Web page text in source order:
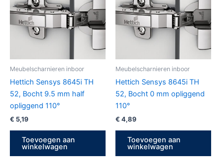
Meubelscharnieren inboor
Hettich Sensys 8645i TH
52, Bocht 9.5 mm half
opliggend 110°
€ 5,19
Toevoegen aan
winkelwagen
Meubelscharnieren inboor
Hettich Sensys 8645i TH
52, Bocht 0 mm opliggend
110°
€ 4,89
Toevoegen aan
winkelwagen